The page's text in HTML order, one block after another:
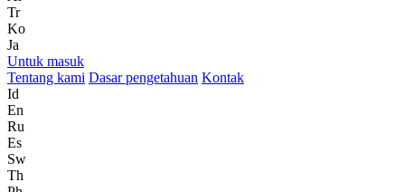
Tr
Ko
Ja
Untuk masuk
Tentang kami Dasar pengetahuan Kontak
Id
En
Ru
Es
Sw
Th